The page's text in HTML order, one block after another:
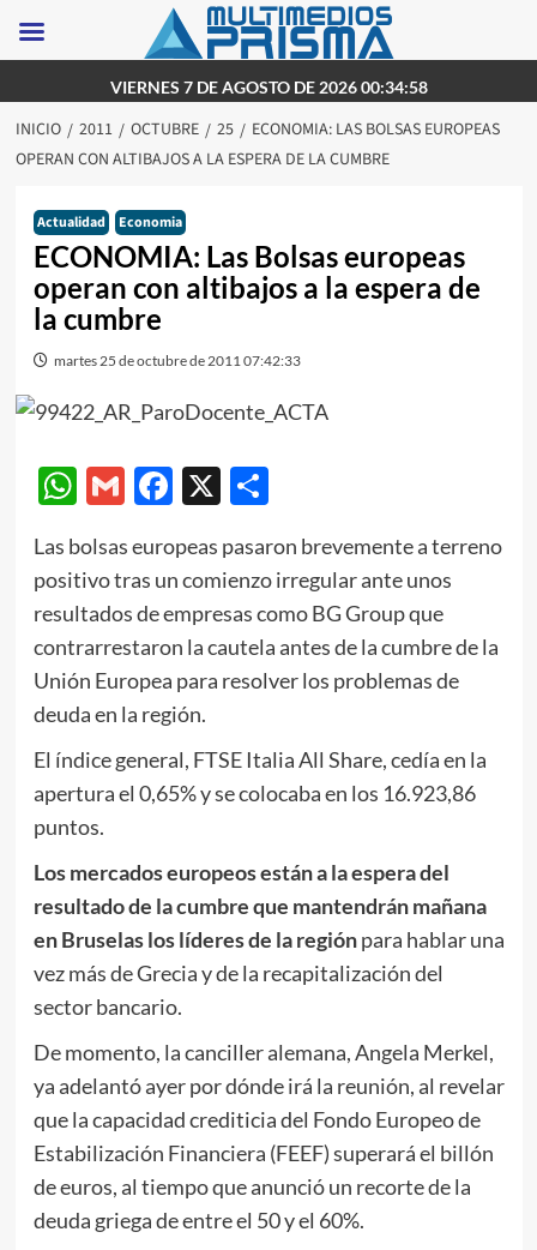
al
contenido
VIERNES 7 DE AGOSTO DE 2026 00:34:58
INICIO 2011 OCTUBRE 25
ECONOMIA: LAS BOLSAS EUROPEAS
OPERAN CON ALTIBAJOS A LA ESPERA DE LA CUMBRE
Actualidad Economia
ECONOMIA: Las Bolsas europeas
operan con altibajos a la espera de
la cumbre
martes 25 de octubre de 2011 07:42:33
WhatsApp
GmailFacebook
X Compartir
Las bolsas europeas pasaron brevemente a terreno
positivo tras un comienzo irregular ante unos
resultados de empresas como BG Group que
contrarrestaron la cautela antes de la cumbre de la
Unión Europea para resolver los problemas de
deuda en la región.
El índice general, FTSE Italia All Share, cedía en la
apertura el 0,65% y se colocaba en los 16.923,86
puntos.
Los mercados europeos están a la espera del
resultado de la cumbre que mantendrán mañana
en Bruselas los líderes de la regiónpara hablar una
vez más de Grecia y de la recapitalización del
sector bancario.
De momento, la canciller alemana, Angela Merkel,
ya adelantó ayer por dónde irá la reunión, al revelar
que la capacidad crediticia del Fondo Europeo de
Estabilización Financiera (FEEF) superará el billón
de euros, al tiempo que anunció un recorte de la
deuda griega de entre el 50 y el 60%.